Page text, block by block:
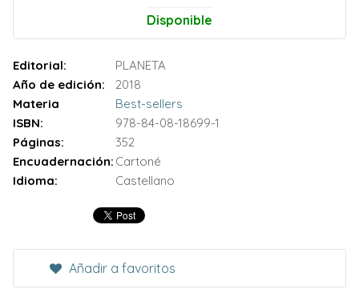
Disponible
Editorial:
PLANETA
Año de edición:
2018
Materia
Best-sellers
ISBN:
978-84-08-18699-1
Páginas:
352
Encuadernación: Cartoné
Idioma:
Castellano
Añadir a favoritos